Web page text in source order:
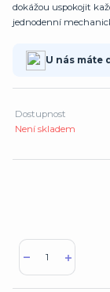
dokážou uspokojit
jednodenní
U nás máte
Dostupnost
Není skladem